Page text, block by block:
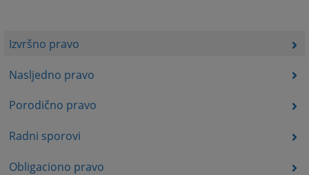
Izvršno pravo
Nasljedno pravo
Porodično pravo
Radni sporovi
Obligaciono pravo